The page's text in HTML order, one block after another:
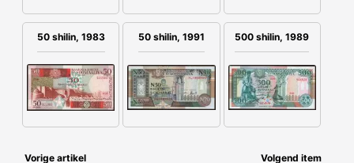
50 shilin, 1983 50 shilin, 1991 500 shilin, 1989
Vorige artikel
Volgend item